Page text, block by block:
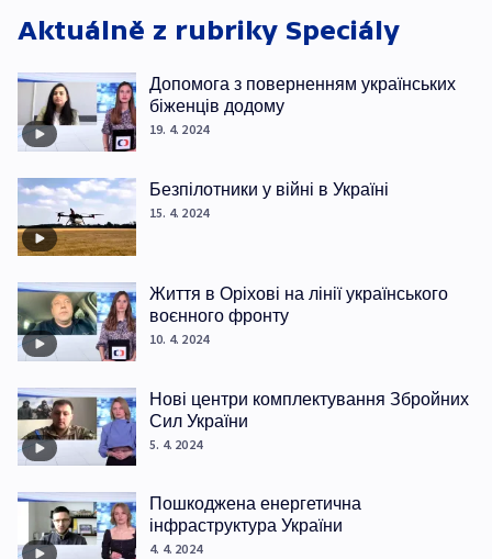
Aktuálně z rubriky Speciály
Допомога з поверненням українських
біженців додому
19. 4. 2024
Безпілотники у війні в Україні
15. 4. 2024
Життя в Оріхові на лінії українського
воєнного фронту
10. 4. 2024
Нові центри комплектування Збройних
Сил України
5. 4. 2024
Пошкоджена енергетична
інфраструктура України
4. 4. 2024